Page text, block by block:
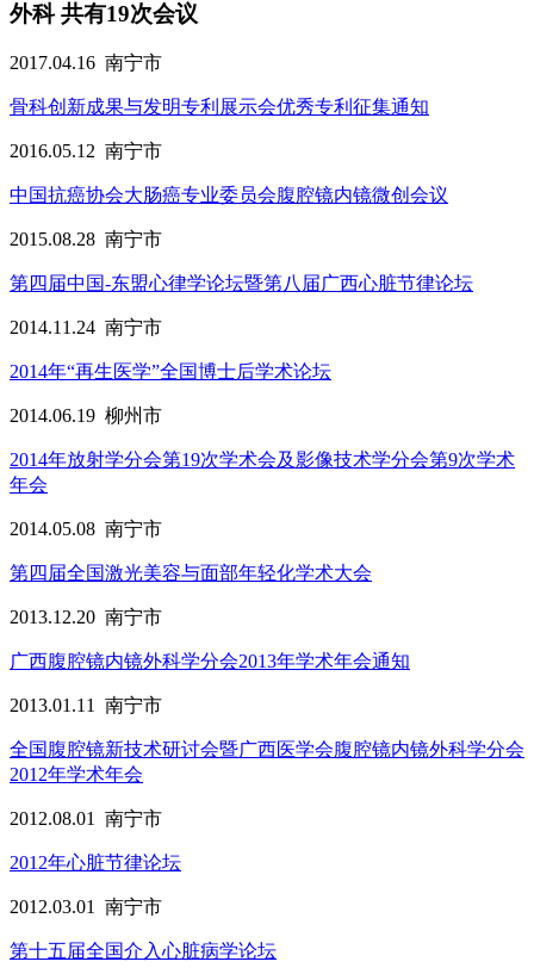
外科共有19次会议
2017.04.16 南宁市
骨科创新成果与发明专利展示会优秀专利征集通知
2016.05.12 南宁市
中国抗癌协会大肠癌专业委员会腹腔镜内镜微创会议
2015.08.28 南宁市
第四届中国-东盟心律学论坛暨第八届广西心脏节律论坛
2014.11.24 南宁市
2014年“再生医学”全国博士后学术论坛
2014.06.19 柳州市
2014年放射学分会第19次学术会及影像技术学分会第9次学术
年会
2014.05.08 南宁市
第四届全国激光美容与面部年轻化学术大会
2013.12.20 南宁市
广西腹腔镜内镜外科学分会2013年学术年会通知
2013.01.11 南宁市
全国腹腔镜新技术研讨会暨广西医学会腹腔镜内镜外科学分会
2012年学术年会
2012.08.01 南宁市
2012年心脏节律论坛
2012.03.01 南宁市
第十五届全国介入心脏病学论坛